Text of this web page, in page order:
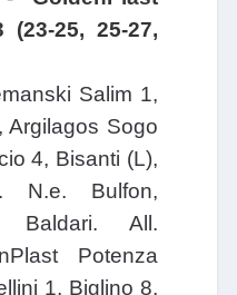
(23-25, 25-27,
Salim 1,
Argilagos Sogo
4, Bisanti (L),
N.e. Bulfon,
Baldari. All.
Potenza
1, Biglino 8,